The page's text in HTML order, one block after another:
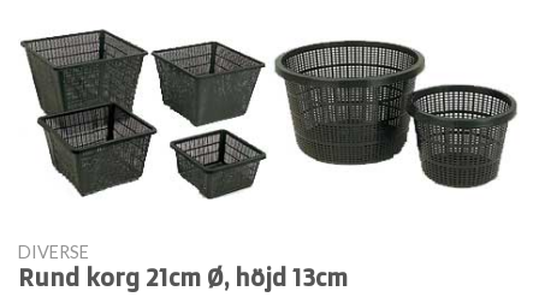
DIVERSE
Rund korg 21cm Ø, höjd 13cm